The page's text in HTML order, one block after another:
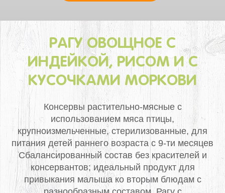
РАГУ ОВОЩНОЕ С
ИНДЕЙКОЙ, РИСОМ И С
КУСОЧКАМИ МОРКОВИ
Консервы растительно-мясные с
использованием мяса птицы,
крупноизмельченные, стерилизованные, для
питания детей раннего возраста с 9-ти месяцев
Сбалансированный состав без красителей и
консервантов; идеальный продукт для
привыкания малыша ко вторым блюдам с